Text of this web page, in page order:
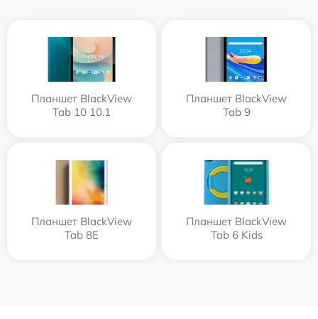
Планшет BlackView
Tab 10 10.1
Планшет BlackView
Tab 9
Планшет BlackView
Tab 8E
Планшет BlackView
Tab 6 Kids